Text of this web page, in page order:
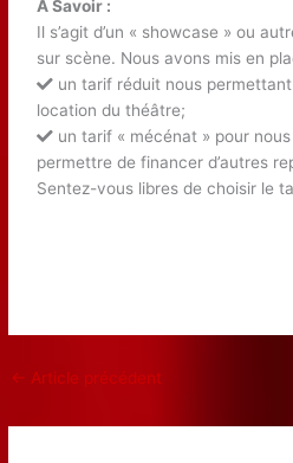
À Savoir :
Il s’agit d’un « showcase » ou
sur scène. Nous avons mis en
un tarif réduit nous
location du théâtre;
un tarif « mécénat » pour
permettre de financer d’autres
Sentez-vous libres de choisir le
← Article précédent